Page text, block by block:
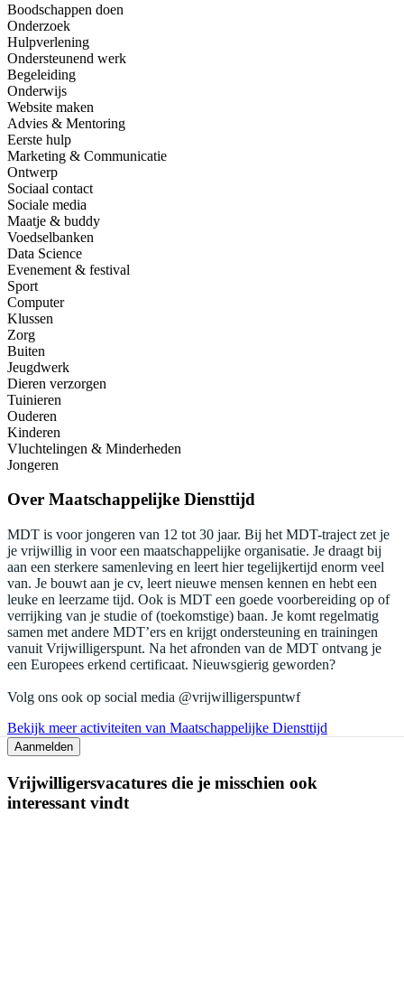
Boodschappen doen
Onderzoek
Hulpverlening
Ondersteunend werk
Begeleiding
Onderwijs
Website maken
Advies & Mentoring
Eerste hulp
Marketing & Communicatie
Ontwerp
Sociaal contact
Sociale media
Maatje & buddy
Voedselbanken
Data Science
Evenement & festival
Sport
Computer
Klussen
Zorg
Buiten
Jeugdwerk
Dieren verzorgen
Tuinieren
Ouderen
Kinderen
Vluchtelingen & Minderheden
Jongeren
Over Maatschappelijke Diensttijd
MDT is voor jongeren van 12 tot 30 jaar. Bij het MDT-traject zet je
je vrijwillig in voor een maatschappelijke organisatie. Je draagt bij
aan een sterkere samenleving en leert hier tegelijkertijd enorm veel
van. Je bouwt aan je cv, leert nieuwe mensen kennen en hebt een
leuke en leerzame tijd. Ook is MDT een goede voorbereiding op of
verrijking van je studie of (toekomstige) baan. Je komt regelmatig
samen met andere MDT’ers en krijgt ondersteuning en trainingen
vanuit Vrijwilligerspunt. Na het afronden van de MDT ontvang je
een Europees erkend certificaat. Nieuwsgierig geworden?
Volg ons ook op social media @vrijwilligerspuntwf
Bekijk meer activiteiten van Maatschappelijke Diensttijd
Aanmelden
Vrijwilligersvacatures die je misschien ook
interessant vindt